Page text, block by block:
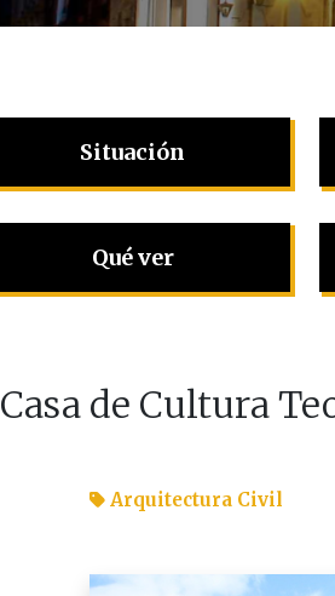
Situación
Qué ver
Casa de Cultura
Arquitectura Civil